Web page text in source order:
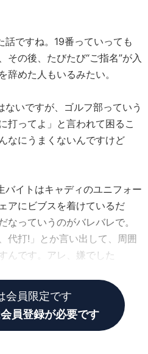
ですね。19番っていっても
その後、たびたび“ご指名”が入
辞めた人もいるみたい。
いですが、ゴルフ部っていう
打ってよ」と言われて困るこ
なにうまくないんですけど
バイトはキャディのユニフォー
アにビブスを着けているだ
なっていうのがバレバレで。
代打!」とか言い出して、周囲
んです。アレ、嫌でした
会員限定です
員登録が必要です